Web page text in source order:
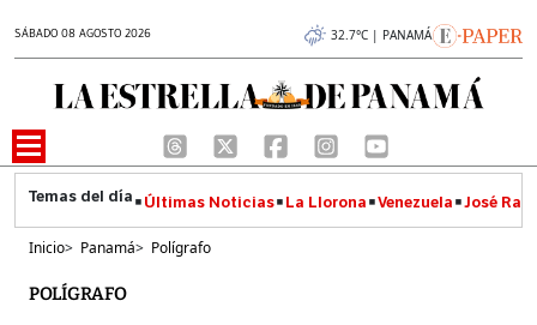
SÁBADO 08 AGOSTO 2026 32.7°C | PANAMÁ
Últimas Noticias La Llorona Venezuela José
Inicio> Panamá> Polígrafo
POLÍGRAFO